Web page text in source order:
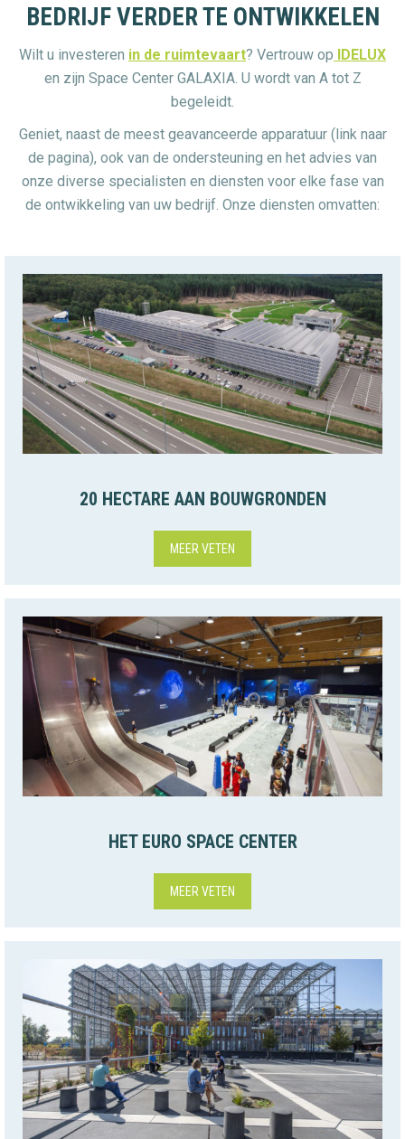
BEDRIJF VERDER TE ONTWIKKELEN
Wilt u investeren in de ruimtevaart? Vertrouw op IDELUX
en zijn Space Center GALAXIA. U wordt van A tot Z
begeleidt.
Geniet, naast de meest geavanceerde apparatuur (link naar
de pagina), ook van de ondersteuning en het advies van
onze diverse specialisten en diensten voor elke fase van
de ontwikkeling van uw bedrijf. Onze diensten omvatten:
20 HECTARE AAN BOUWGRONDEN
MEER VETEN
HET EURO SPACE CENTER
MEER VETEN